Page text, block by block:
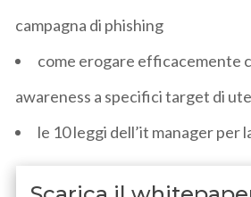
campagna di phishing
come erogare efficacemente
awareness a specifici target di
le 10 leggi dell’it manager per